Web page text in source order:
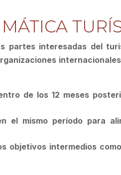
partes interesadas del
de los 12 meses
el mismo período para
objetivos intermedios